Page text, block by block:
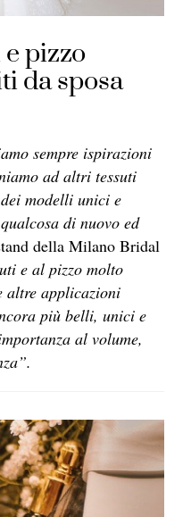
pizzo
da sposa
sempre ispirazioni
ad altri tessuti
modelli unici e
di nuovo ed
della Milano Bridal
e al pizzo molto
altre applicazioni
più belli, unici e
al volume,